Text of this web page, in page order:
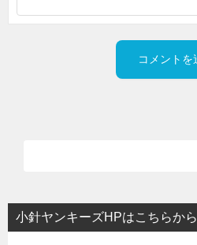
小針ヤンキーズHPはこちらから